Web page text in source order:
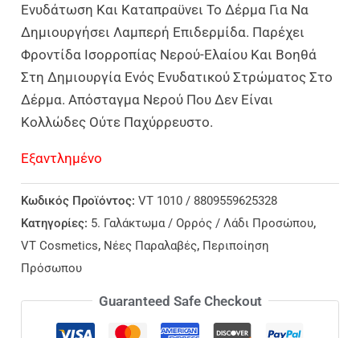
Ενυδάτωση Και Καταπραϋνει Το Δέρμα Για Να
Δημιουργήσει Λαμπερή Επιδερμίδα. Παρέχει
Φροντίδα Ισορροπίας Νερού-Ελαίου Και Βοηθά
Στη Δημιουργία Ενός Ενυδατικού Στρώματος Στο
Δέρμα. Απόσταγμα Νερού Που Δεν Είναι
Κολλώδες Ούτε Παχύρρευστο.
Εξαντλημένο
Κωδικός Προϊόντος:VT 1010 / 8809559625328
Κατηγορίες: 5. Γαλάκτωμα / Ορρός / Λάδι Προσώπου,
VT Cosmetics, Νέες Παραλαβές, Περιποίηση
Πρόσωπου
Guaranteed Safe Checkout